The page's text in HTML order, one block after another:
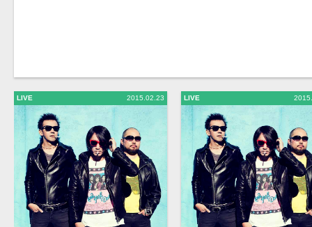
LIVE 2015.02.23 LIVE